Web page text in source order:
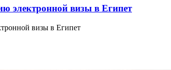
электронной визы в Египет
визы в Египет